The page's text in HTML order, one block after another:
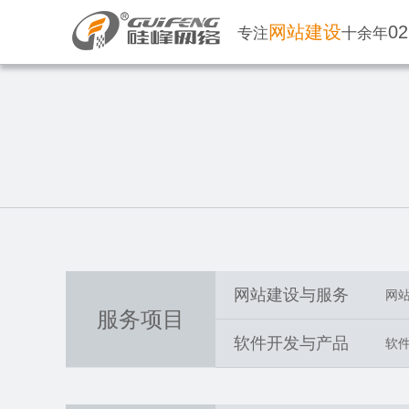
专注 网站建设十余年
服务项目
网站建设与服务 网
软件开发与产品 软